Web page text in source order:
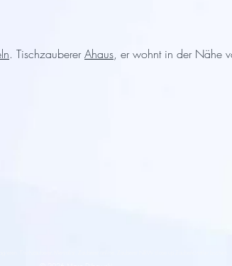
. TischzaubererAhaus, er wohnt in der Nähe